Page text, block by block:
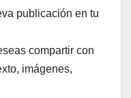
publicación en tu
compartir con
imágenes,